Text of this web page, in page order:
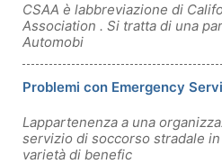
CSAA è labbreviazione di
Association . Si tratta di una
Automobi
Problemi con Emergency
Lappartenenza a una
servizio di soccorso stradale
varietà di benefic